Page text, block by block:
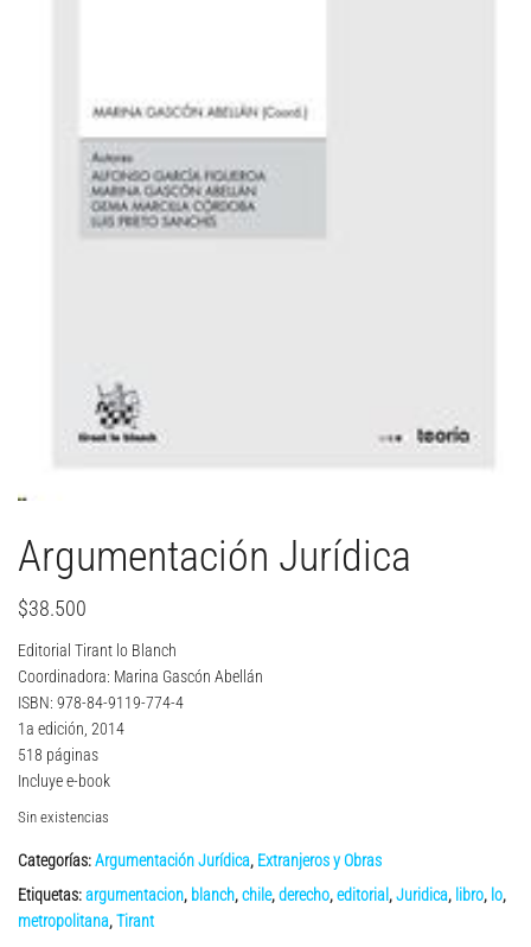
Argumentación Jurídica
$38.500
Editorial Tirant lo Blanch
Coordinadora: Marina Gascón Abellán
ISBN: 978-84-9119-774-4
1a edición, 2014
518 páginas
Incluye e-book
Sin existencias
Categorías:Argumentación Jurídica, Extranjeros y Obras
Etiquetas:argumentacion, blanch,chile,derecho,editorial ,Juridica, libro, lo,
metropolitana,Tirant